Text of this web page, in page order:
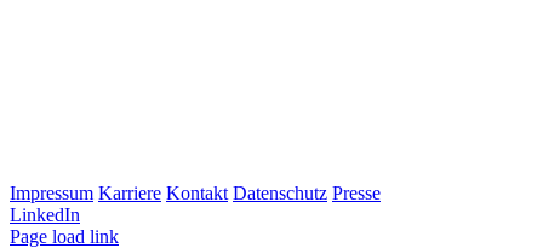
Impressum Karriere Kontakt Datenschutz Presse
LinkedIn
Page load link